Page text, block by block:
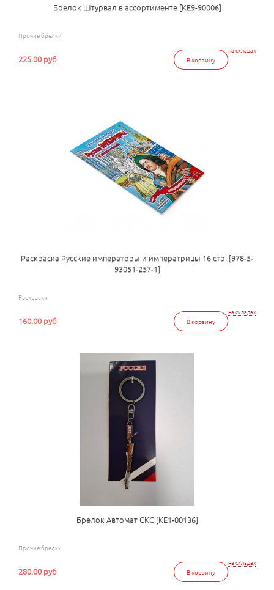
Брелок Штурвал в ассортименте [КЕ9-90006]
Прочие брелки
на складах
В корзину
225.00 руб
Раскраска Русские императоры и императрицы 16 стр. [978-5-
93051-257-1]
Раскраски
на складах
В корзину
160.00 руб
Брелок Автомат СКС [КЕ1-00136]
Прочие брелки
на складах
В корзину
280.00 руб